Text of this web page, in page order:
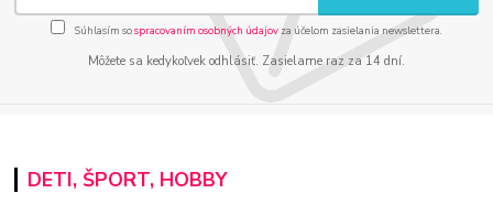
Súhlasím sospracovaním osobných údajov za účelom zasielania newslettera.
Môžete sa kedykoľvek odhlásiť. Zasielame raz za 14 dní.
DETI, ŠPORT, HOBBY